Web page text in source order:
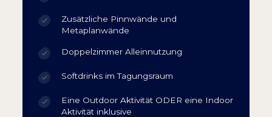
Zusätzliche Pinnwände und
Metaplanwände
Doppelzimmer Alleinnutzung
Softdrinks im Tagungsraum
Eine Outdoor Aktivität ODER eine Indoor
Aktivität inklusive